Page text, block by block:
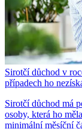
Sirotčí důchod v
případech ho
Sirotčí důchod má
osoby, která ho
minimální měsíční